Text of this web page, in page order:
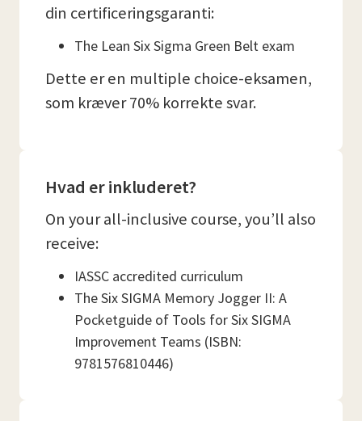
din certificeringsgaranti:
The Lean Six Sigma Green Belt exam
Dette er en multiple choice-eksamen,
som kræver 70% korrekte svar.
Hvad er inkluderet?
On your all-inclusive course, you’ll also
receive:
IASSC accredited curriculum
The Six SIGMA Memory Jogger II: A
Pocketguide of Tools for Six SIGMA
Improvement Teams (ISBN:
9781576810446)